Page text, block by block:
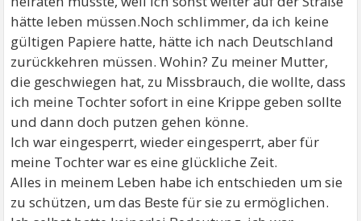
hätte leben müssen.Noch schlimmer, da ich keine
gültigen Papiere hatte, hätte ich nach Deutschland
zurückkehren müssen. Wohin? Zu meiner Mutter,
die geschwiegen hat, zu Missbrauch, die wollte, dass
ich meine Tochter sofort in eine Krippe geben sollte
und dann doch putzen gehen könne.
Ich war eingesperrt, wieder eingesperrt, aber für
meine Tochter war es eine glückliche Zeit.
Alles in meinem Leben habe ich entschieden um sie
zu schützen, um das Beste für sie zu ermöglichen.